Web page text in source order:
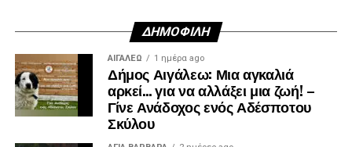
ΔΗΜΟΦΙΛΉ
ΑΙΓΑΛΕΩ 1 ημέρα ago
Δήμος Αιγάλεω: Μια αγκαλιά
αρκεί… για να αλλάξει μια ζωή! –
Γίνε Ανάδοχος ενός Αδέσποτου
Σκύλου